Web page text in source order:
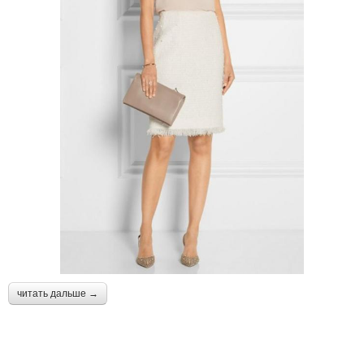
читать дальше →